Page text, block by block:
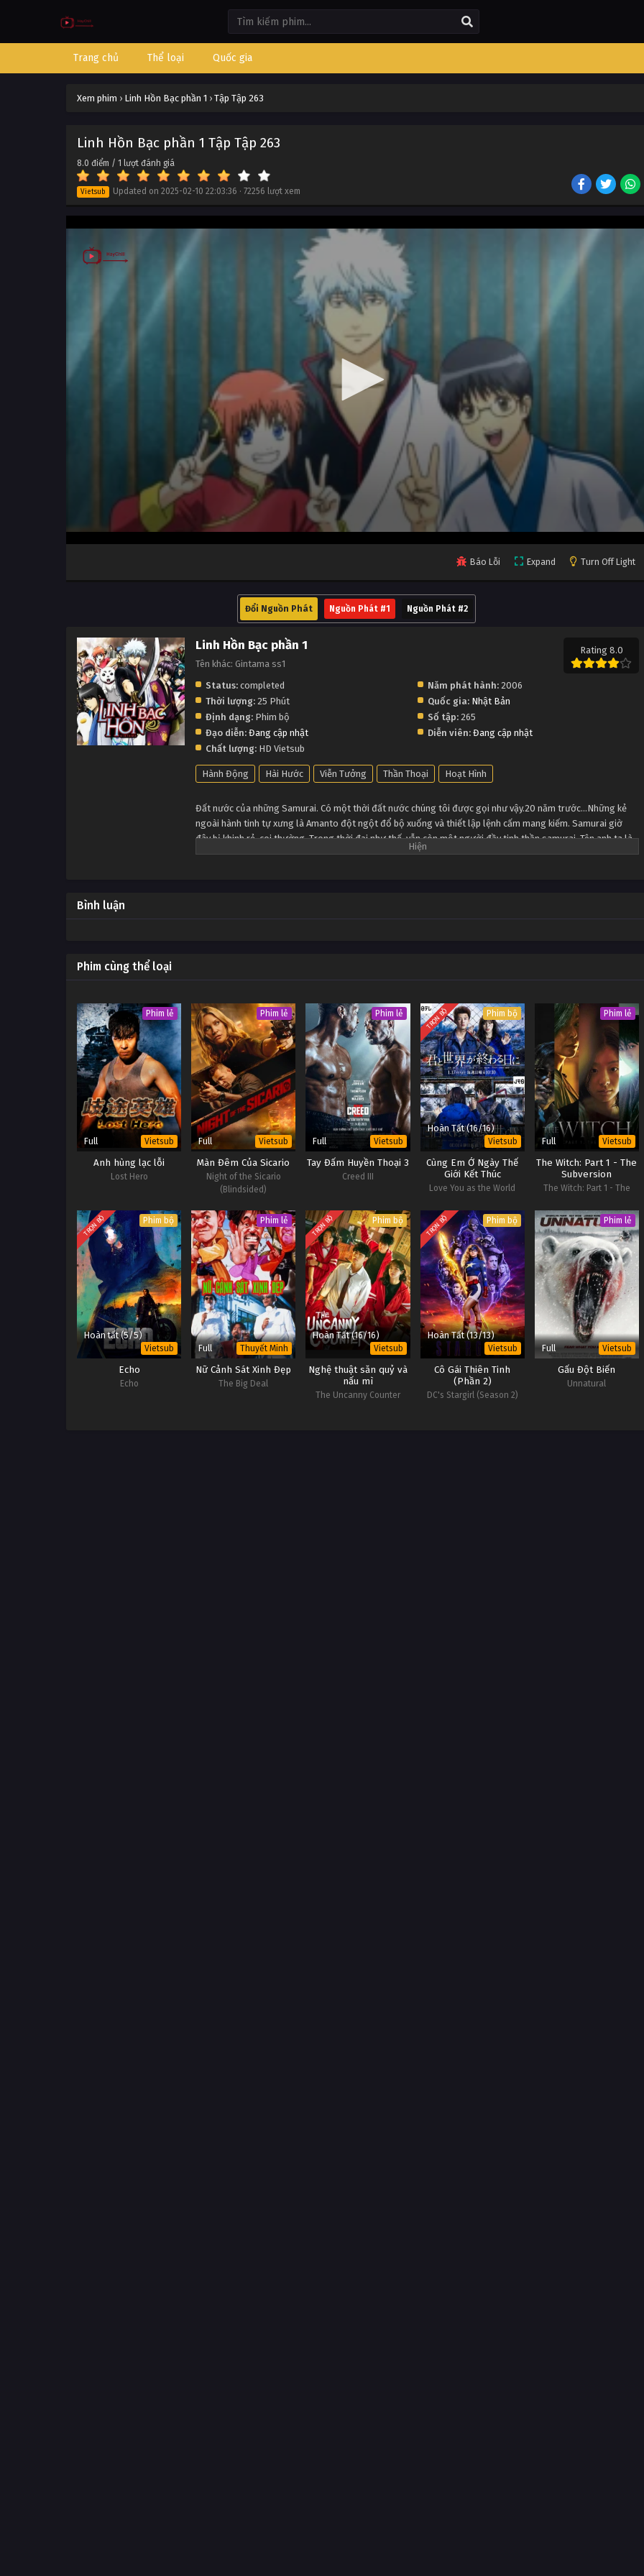
Trang chủ Thể loại Quốc gia
Xem phim › Linh Hồn Bạc phần 1 › Tập Tập 263
Linh Hồn Bạc phần 1 Tập Tập 263
8.0 điểm / 1 lượt đánh giá
Vietsub Updated on 2025-02-10 22:03:36 · 72256 lượt xem
Báo Lỗi Expand Turn Off Light
Đổi Nguồn Phát Nguồn Phát #1 Nguồn Phát #2
Linh Hồn Bạc phần 1
Tên khác: Gintama ss1
Rating 8.0
Status: completed Năm phát hành:2006
Thời lượng: 25 Phút Quốc gia: Nhật Bản
Định dạng: Phim bộ Số tập:265
Đạo diễn: Đang cập nhật Diễn viên: Đang cập nhật
Chất lượng: HD Vietsub
Hành Động Hài Hước Viễn Tưởng Thần Thoại Hoạt Hình
Đất nước của những Samurai. Có một thời đất nước chúng tôi được gọi như vậy.20 năm trước…Những kẻ
ngoài hành tinh tự xưng là Amanto đột ngột đổ bộ xuống và thiết lập lệnh cấm mang kiếm. Samurai giờ
đây bị khinh rẻ, coi thường. Trong thời đại như thế, vẫn còn một người đầy tinh thần samurai. Tên anh ta là
Sakata Gintoki. Và tôi, Shimura Shinpachi, cùng Kagura-chan vì một số việc đưa đẩy mà bắt đầu làm việc
Bình luận
Phim cùng thể loại
Phim lẻ
Full Vietsub
Anh hùng lạc lỗi
Lost Hero
Phim lẻ
Full Vietsub
Màn Đêm Của Sicario
Night of the Sicario
(Blindsided)
Phim lẻ
Full Vietsub
Tay Đấm Huyền Thoại 3
Creed III
TRỌN BỘ Phim bộ
Hoàn Tất (16/16)
Vietsub
Cùng Em Ở Ngày Thế
Giới Kết Thúc
Love You as the World
Phim lẻ
Full Vietsub
The Witch: Part 1 - The
Subversion
The Witch: Part 1 - The
TRỌN BỘ Phim bộ
Hoàn tất (5/5)
Vietsub
Echo
Echo
Phim lẻ
Full Thuyết Minh
Nữ Cảnh Sát Xinh Đẹp
The Big Deal
TRỌN BỘ Phim bộ
Hoàn Tất (16/16)
Vietsub
Nghệ thuật săn quỷ và
nấu mì
The Uncanny Counter
TRỌN BỘ Phim bộ
Hoàn Tất (13/13)
Vietsub
Cô Gái Thiên Tinh
(Phần 2)
DC's Stargirl (Season 2)
Phim lẻ
Full Vietsub
Gấu Đột Biến
Unnatural